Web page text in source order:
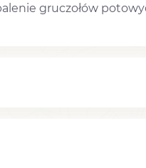
gruczołów